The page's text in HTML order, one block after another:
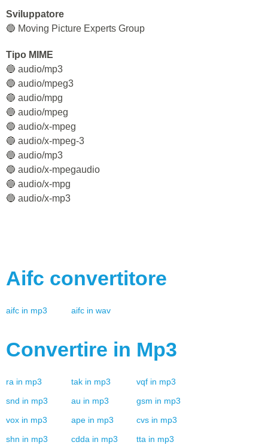
Sviluppatore
🔵 Moving Picture Experts Group
Tipo MIME
🔵 audio/mp3
🔵 audio/mpeg3
🔵 audio/mpg
🔵 audio/mpeg
🔵 audio/x-mpeg
🔵 audio/x-mpeg-3
🔵 audio/mp3
🔵 audio/x-mpegaudio
🔵 audio/x-mpg
🔵 audio/x-mp3
Aifc convertitore
aifc in mp3 aifc in wav
Convertire in Mp3
ra in mp3 tak in mp3 vqf in mp3
snd in mp3 au in mp3 gsm in mp3
vox in mp3 ape in mp3 cvs in mp3
shn in mp3 cdda in mp3 tta in mp3